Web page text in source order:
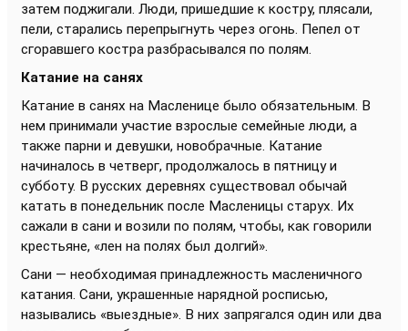
затем поджигали. Люди, пришедшие к костру, плясали,
пели, старались перепрыгнуть через огонь. Пепел от
сгоравшего костра разбрасывался по полям.
Катание на санях
Катание в санях на Масленице было обязательным. В
нем принимали участие взрослые семейные люди, а
также парни и девушки, новобрачные. Катание
начиналось в четверг, продолжалось в пятницу и
субботу. В русских деревнях существовал обычай
катать в понедельник после Масленицы старух. Их
сажали в сани и возили по полям, чтобы, как говорили
крестьяне, «лен на полях был долгий».
Сани — необходимая принадлежность масленичного
катания. Сани, украшенные нарядной росписью,
назывались «выездные». В них запрягался один или два